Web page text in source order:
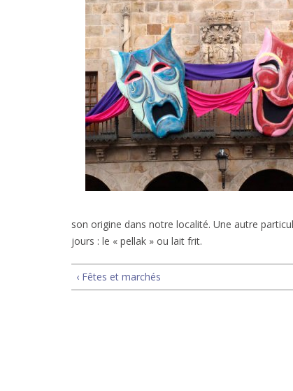
son origine dans notre localité. Une autre
jours : le « pellak » ou lait frit.
‹ Fêtes et marchés